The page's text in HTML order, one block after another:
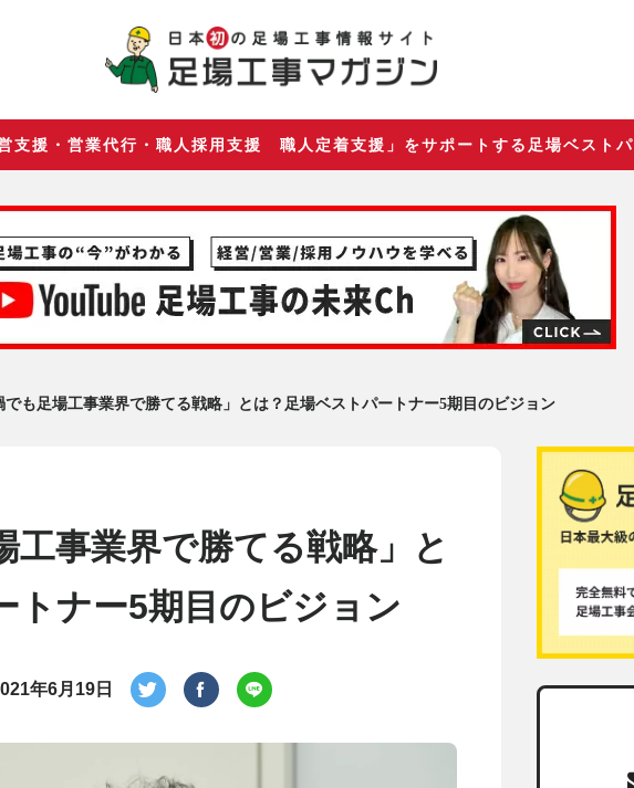
支援・営業代行・職人採用支援 職人定着支援」をサポートする足場ベストパ
でも足場工事業界で勝てる戦略」とは？足場ベストパートナー5期目のビジョン
工事業界で勝てる戦略」と
トナー5期目のビジョン
年6月19日